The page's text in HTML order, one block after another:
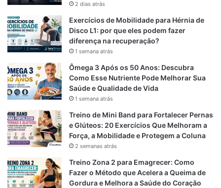
o
k
a
p
2 dias atrás
Exercícios de Mobilidade para Hérnia de
Disco L1: por que eles podem fazer
diferença na recuperação?
1 semana atrás
Ômega 3 Após os 50 Anos: Descubra
Como Esse Nutriente Pode Melhorar Sua
Saúde e Qualidade de Vida
1 semana atrás
Treino de Mini Band para Fortalecer Pernas
e Glúteos: 20 Exercícios Que Melhoram a
Força, a Mobilidade e Protegem a Coluna
2 semanas atrás
Treino Zona 2 para Emagrecer: Como
Fazer o Método que Acelera a Queima de
Gordura e Melhora a Saúde do Coração